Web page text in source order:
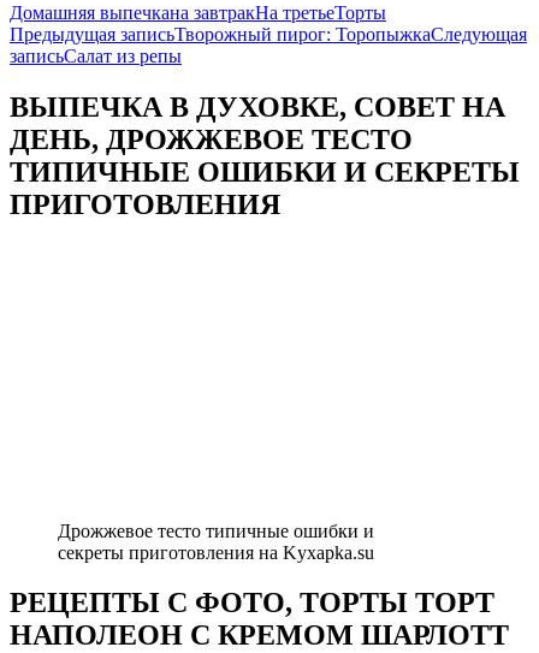
Домашняя выпечкана завтракНа третьеТорты
Навигация
по
записям
Предыдущая записьТворожный пирог: ТоропыжкаСледующая
записьСалат из репы
ВЫПЕЧКА В ДУХОВКЕ, СОВЕТ НА
ДЕНЬ, ДРОЖЖЕВОЕ ТЕСТО
ТИПИЧНЫЕ ОШИБКИ И СЕКРЕТЫ
ПРИГОТОВЛЕНИЯ
Дрожжевое тесто типичные ошибки и
секреты приготовления на Kyxapka.su
РЕЦЕПТЫ С ФОТО, ТОРТЫ ТОРТ
НАПОЛЕОН С КРЕМОМ ШАРЛОТТ